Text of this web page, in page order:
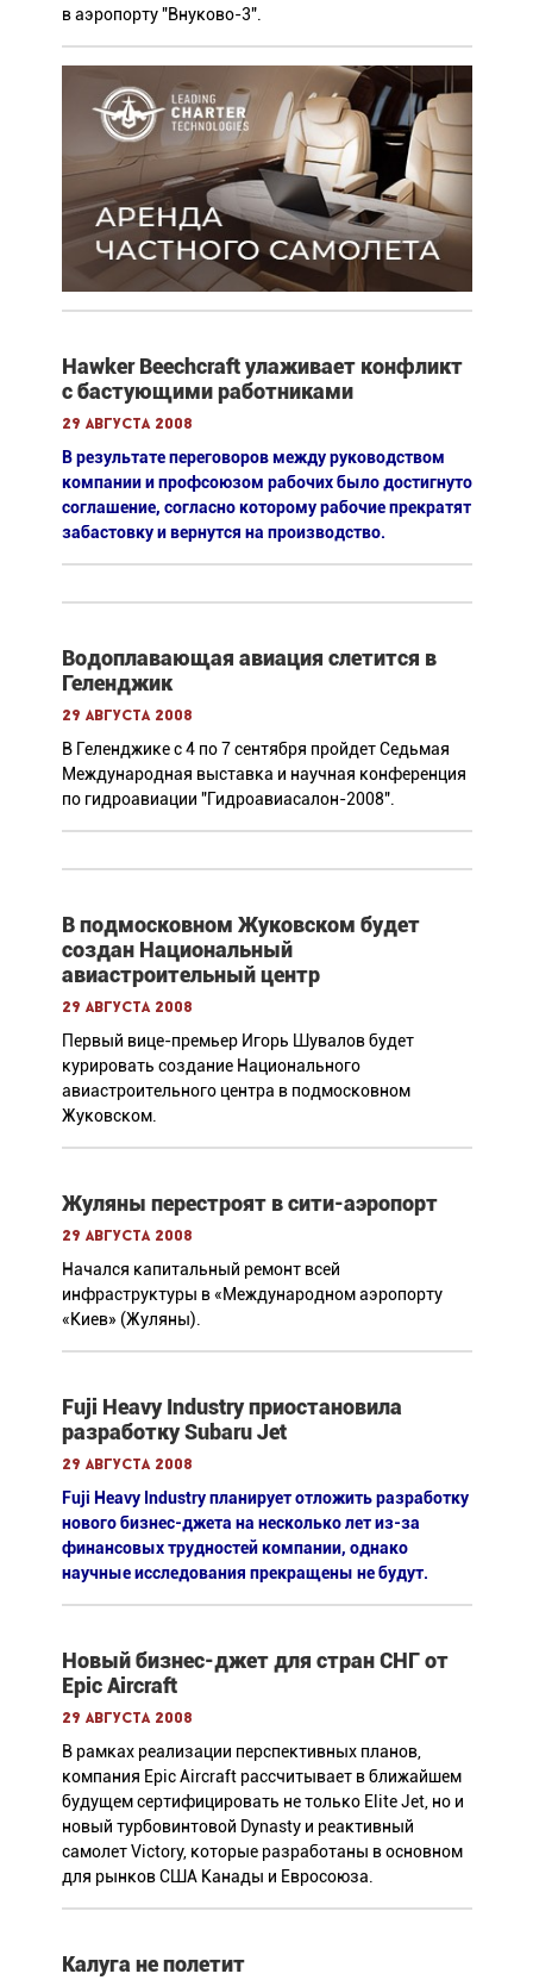
в аэропорту "Внуково-3".
Hawker Beechcraft улаживает конфликт
с бастующими работниками
29 августа 2008
В результате переговоров между руководством
компании и профсоюзом рабочих было достигнуто
соглашение, согласно которому рабочие прекратят
забастовку и вернутся на производство.
Водоплавающая авиация слетится в
Геленджик
29 августа 2008
В Геленджике с 4 по 7 сентября пройдет Седьмая
Международная выставка и научная конференция
по гидроавиации "Гидроавиасалон-2008".
В подмосковном Жуковском будет
создан Национальный
авиастроительный центр
29 августа 2008
Первый вице-премьер Игорь Шувалов будет
курировать создание Национального
авиастроительного центра в подмосковном
Жуковском.
Жуляны перестроят в сити-аэропорт
29 августа 2008
Начался капитальный ремонт всей
инфраструктуры в «Международном аэропорту
«Киев» (Жуляны).
Fuji Heavy Industry приостановила
разработку Subaru Jet
29 августа 2008
Fuji Heavy Industry планирует отложить разработку
нового бизнес-джета на несколько лет из-за
финансовых трудностей компании, однако
научные исследования прекращены не будут.
Новый бизнес-джет для стран СНГ от
Epic Aircraft
29 августа 2008
В рамках реализации перспективных планов,
компания Epic Aircraft рассчитывает в ближайшем
будущем сертифицировать не только Elite Jet, но и
новый турбовинтовой Dynasty и реактивный
самолет Victory, которые разработаны в основном
для рынков США Канады и Евросоюза.
Калуга не полетит